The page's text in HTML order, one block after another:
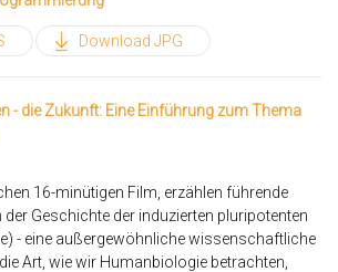
Download JPG
- die Zukunft: Eine Einführung zum Thema
16-minütigen Film, erzählen führende
Geschichte der induzierten pluripotenten
- eine außergewöhnliche wissenschaftliche
Art, wie wir Humanbiologie betrachten,